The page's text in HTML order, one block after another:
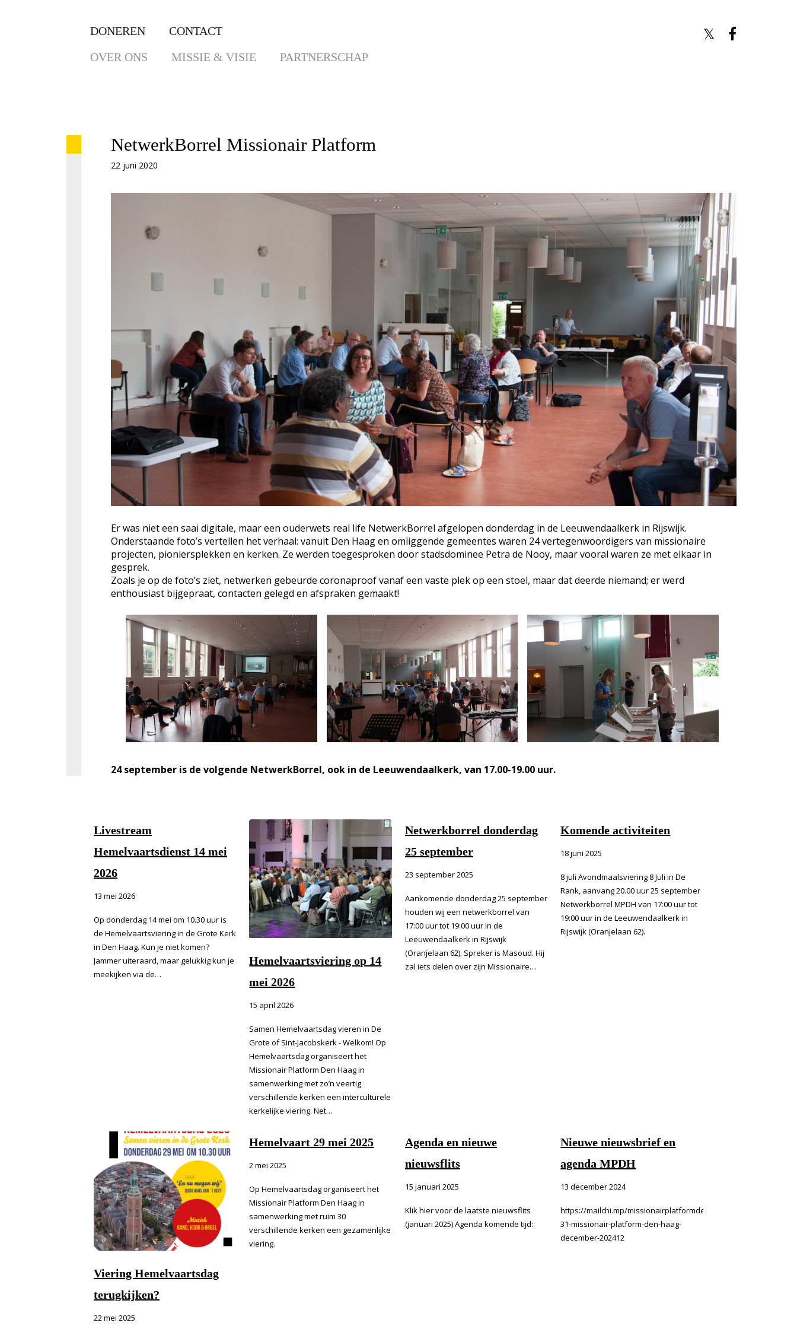
DONEREN
CONTACT
OVER ONS
MISSIE & VISIE PARTNERSCHAP
NetwerkBorrel Missionair Platform
22 juni 2020
Er was niet een saai digitale, maar een ouderwets real life NetwerkBorrel afgelopen donderdag in de Leeuwendaalkerk in Rijswijk.
Onderstaande foto’s vertellen het verhaal: vanuit Den Haag en omliggende gemeentes waren 24 vertegenwoordigers van missionaire
projecten, pioniersplekken en kerken. Ze werden toegesproken door stadsdominee Petra de Nooy, maar vooral waren ze met elkaar in
gesprek.
Zoals je op de foto’s ziet, netwerken gebeurde coronaproof vanaf een vaste plek op een stoel, maar dat deerde niemand; er werd
enthousiast bijgepraat, contacten gelegd en afspraken gemaakt!
24 september is de volgende NetwerkBorrel, ook in de Leeuwendaalkerk, van 17.00-19.00 uur.
Livestream
Hemelvaartsdienst 14 mei
2026
13 mei 2026
Op donderdag 14 mei om 10.30 uur is
de Hemelvaartsviering in de Grote Kerk
in Den Haag. Kun je niet komen?
Jammer uiteraard, maar gelukkig kun je
meekijken via de…
Hemelvaartsviering op 14
mei 2026
15 april 2026
Samen Hemelvaartsdag vieren in De
Grote of Sint-Jacobskerk - Welkom! Op
Hemelvaartsdag organiseert het
Missionair Platform Den Haag in
samenwerking met zo’n veertig
verschillende kerken een interculturele
kerkelijke viering. Net…
Netwerkborrel donderdag
25 september
23 september 2025
Aankomende donderdag 25 september
houden wij een netwerkborrel van
17:00 uur tot 19:00 uur in de
Leeuwendaalkerk in Rijswijk
(Oranjelaan 62). Spreker is Masoud. Hij
zal iets delen over zijn Missionaire…
Komende activiteiten
18 juni 2025
8 juli Avondmaalsviering 8 Juli in De
Rank, aanvang 20.00 uur 25 september
Netwerkborrel MPDH van 17:00 uur tot
19:00 uur in de Leeuwendaalkerk in
Rijswijk (Oranjelaan 62).
Viering Hemelvaartsdag
terugkijken?
22 mei 2025
Hemelvaart 29 mei 2025
2 mei 2025
Op Hemelvaartsdag organiseert het
Missionair Platform Den Haag in
samenwerking met ruim 30
verschillende kerken een gezamenlijke
viering.
Agenda en nieuwe
nieuwsflits
15 januari 2025
Klik hier voor de laatste nieuwsflits
(januari 2025) Agenda komende tijd:
Nieuwe nieuwsbrief en
agenda MPDH
13 december 2024
https://mailchi.mp/missionairplatformdenhaag.nl/nieuwsbrief-
31-missionair-platform-den-haag-
december-202412